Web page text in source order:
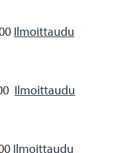
Ilmoittaudu
Ilmoittaudu
Ilmoittaudu